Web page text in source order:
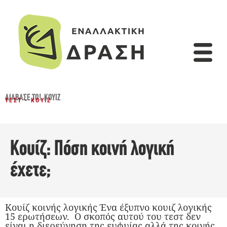
ΔΙΆΒΑΣΈ ΤΟ!,ΚΟΥΊΖ
ΤΕΣΤ - ΚΟΥΊΖ
Κουίζ: Πόση κοινή λογική
έχετε;
Κουίζ κοινής λογικής Ένα έξυπνο κουιζ λογικής
15 ερωτήσεων. Ο σκοπός αυτού του τεστ δεν